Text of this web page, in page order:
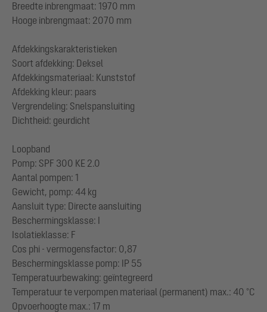
Breedte inbrengmaat: 1970 mm
Hooge inbrengmaat: 2070 mm
Afdekkingskarakteristieken
Soort afdekking: Deksel
Afdekkingsmateriaal: Kunststof
Afdekking kleur: paars
Vergrendeling: Snelspansluiting
Dichtheid: geurdicht
Loopband
Pomp: SPF 300 KE 2.0
Aantal pompen: 1
Gewicht, pomp: 44 kg
Aansluit type: Directe aansluiting
Beschermingsklasse: I
Isolatieklasse: F
Cos phi - vermogensfactor: 0,87
Beschermingsklasse pomp: IP 55
Temperatuurbewaking: geïntegreerd
Temperatuur te verpompen materiaal (permanent) max.: 40 °C
Opvoerhoogte max.: 17 m